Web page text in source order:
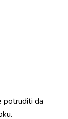
potruditi da